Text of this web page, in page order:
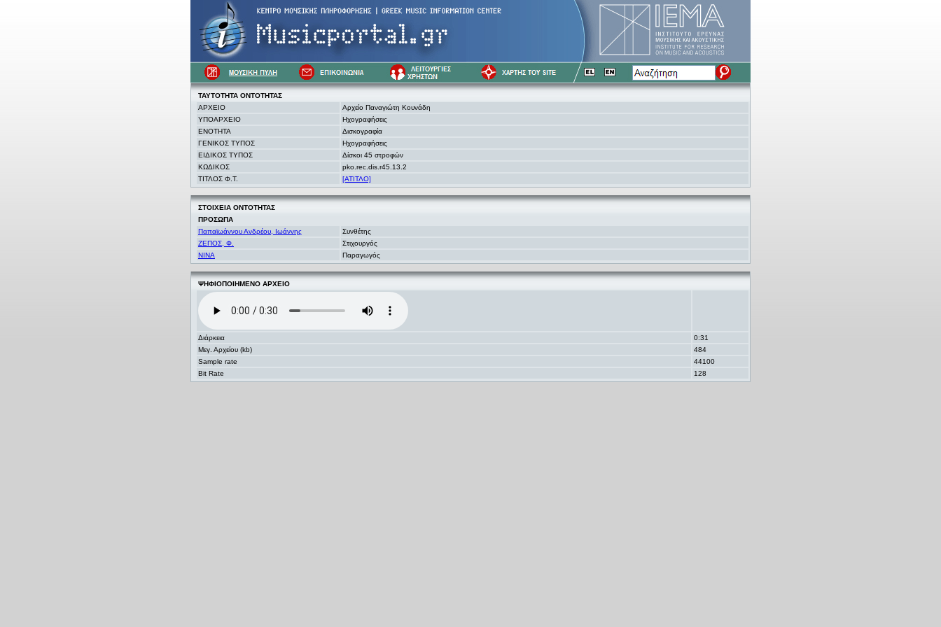
ΤΑΥΤΟΤΗΤΑ ΟΝΤΟΤΗΤΑΣ
ΑΡΧΕΙΟ
Αρχείο Παναγιώτη Κουνάδη
ΥΠΟΑΡΧΕΙΟ
Ηχογραφήσεις
ΕΝΟΤΗΤΑ
Δισκογραφία
ΓΕΝΙΚΟΣ ΤΥΠΟΣ
Ηχογραφήσεις
ΕΙΔΙΚΟΣ ΤΥΠΟΣ
Δίσκοι 45 στροφών
ΚΩΔΙΚΟΣ
pko.rec.dis.r45.13.2
ΤΙΤΛΟΣ Φ.Τ.
[ΑΤΙΤΛΟ]
ΣΤΟΙΧΕΙΑ ΟΝΤΟΤΗΤΑΣ
ΠΡΟΣΩΠΑ
Παπαϊωάννου Ανδρέου, Ιωάννης
Συνθέτης
ΖΕΠΟΣ, Φ.
Στιχουργός
NINA
Παραγωγός
ΨΗΦΙΟΠΟΙΗΜΕΝΟ ΑΡΧΕΙΟ
Διάρκεια
0:31
Μεγ. Αρχείου (kb)
484
Sample rate
44100
Bit Rate
128